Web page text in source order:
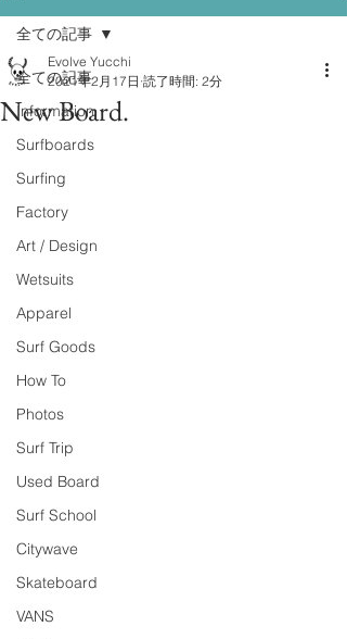
全ての記事
Information
Surfboards
Surfing
Factory
Art / Design
Wetsuits
Apparel
Surf Goods
How To
Photos
Surf Trip
Used Board
Surf School
Citywave
Skateboard
VANS
全ての記事
New Board.
Evolve Yucchi
2021年2月17日 読了時間: 2分